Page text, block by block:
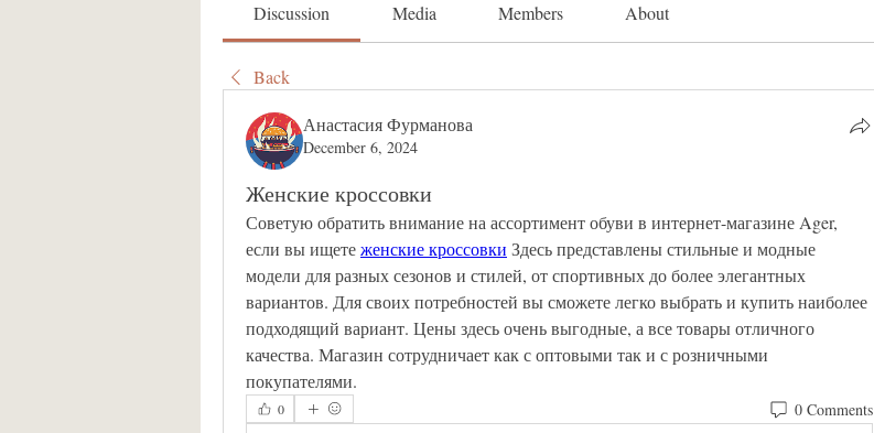
Discussion Media Members About
Back
Анастасия Фурманова
December 6, 2024
Женские кроссовки
Советую обратить внимание на ассортимент обуви в интернет-магазине Ager,
если вы ищете женские кроссовки Здесь представлены стильные и модные
модели для разных сезонов и стилей, от спортивных до более элегантных
вариантов. Для своих потребностей вы сможете легко выбрать и купить наиболее
подходящий вариант. Цены здесь очень выгодные, а все товары отличного
качества. Магазин сотрудничает как с оптовыми так и с розничными
покупателями.
0 0 Comments